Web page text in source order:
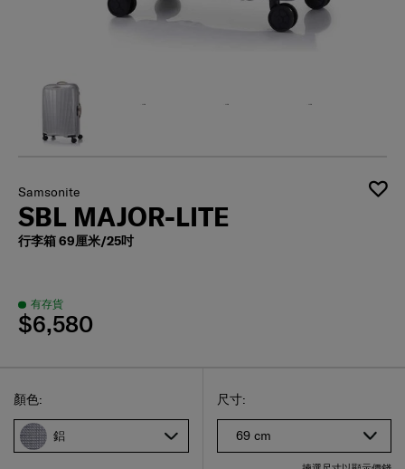
Samsonite
SBL MAJOR-LITE
行李箱 69厘米/25吋
有存貨
$6,580
選擇尺碼
Select
尺寸:
69 cm
Select
顏色:
鋁